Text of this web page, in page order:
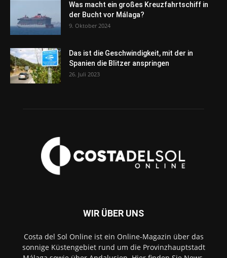
Was macht ein großes Kreuzfahrtschiff in
der Bucht vor Málaga?
9. Oktober 2024
Das ist die Geschwindigkeit, mit der in
Spanien die Blitzer anspringen
26. Juli 2023
WIR ÜBER UNS
Costa del Sol Online ist ein Online-Magazin über das
sonnige Küstengebiet rund um die Provinzhauptstadt